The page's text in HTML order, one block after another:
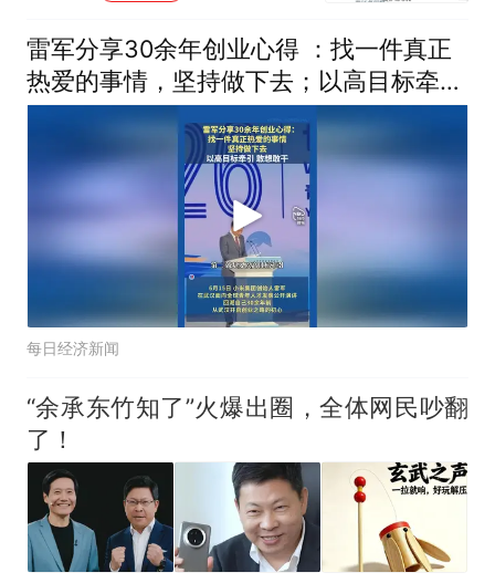
雷军分享30余年创业心得 ：找一件真正
热爱的事情，坚持做下去；以高目标牵
引，敢想敢干
每日经济新闻
“余承东竹知了”火爆出圈，全体网民吵翻
了！